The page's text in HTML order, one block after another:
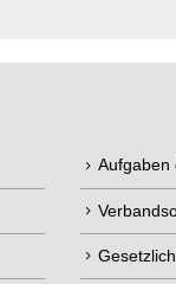
Aufgaben